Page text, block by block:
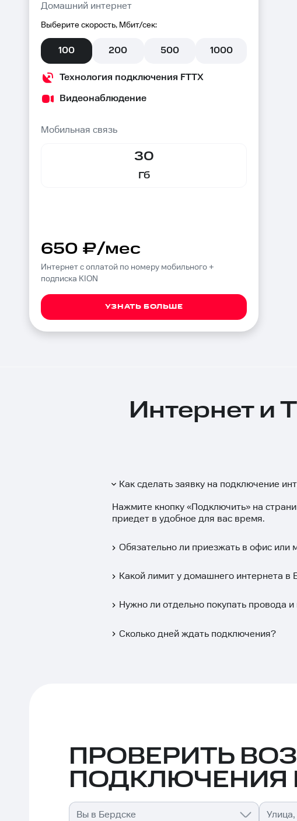
Домашний интернет
Выберите скорость, Мбит/сек:
100 200 500 1000
Технология подключения FTTX
Видеонаблюдение
Мобильная связь
30
Гб
650 ₽/мес
Интернет с оплатой по номеру мобильного +
подписка KION
УЗНАТЬ БОЛЬШЕ
Интернет и
Как сделать заявку на подключение
Нажмите кнопку «Подключить» на
приедет в удобное для вас время.
Обязательно ли приезжать в офис или
Какой лимит у домашнего интернета в
Нужно ли отдельно покупать провода
Сколько дней ждать подключения?
ПРОВЕРИТЬ
ПОДКЛЮЧЕНИЯ
Вы в Бердске